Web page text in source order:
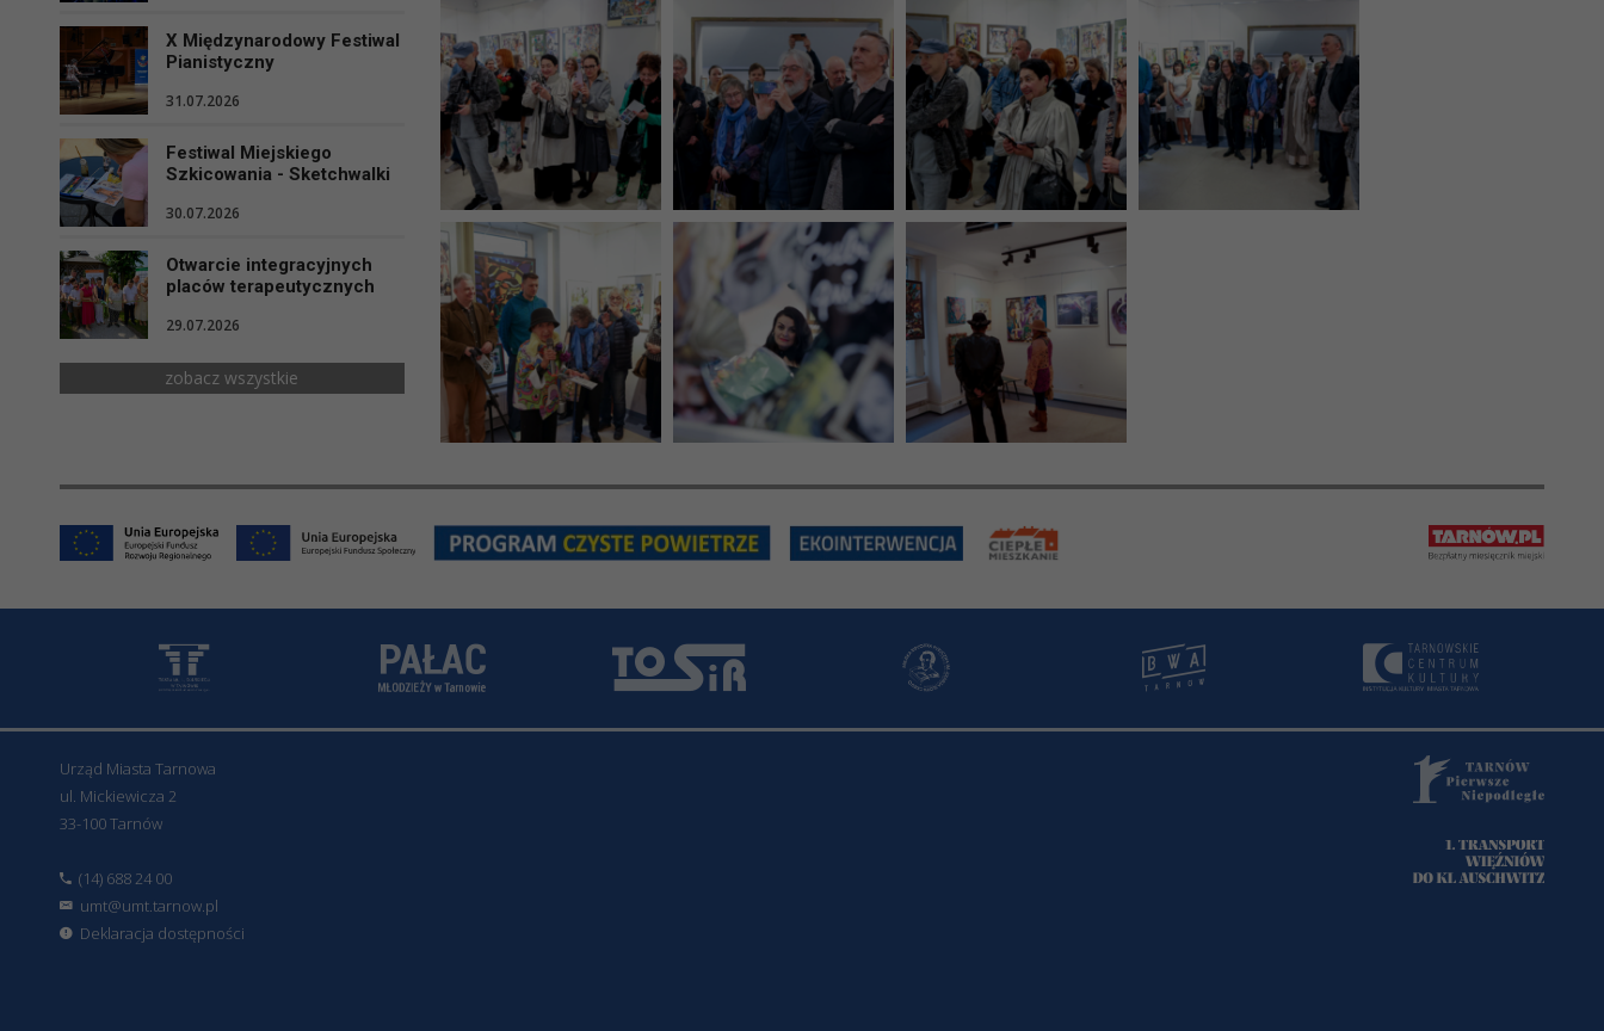
X Międzynarodowy Festiwal
Pianistyczny
31.07.2026
Festiwal Miejskiego
Szkicowania - Sketchwalki
30.07.2026
Otwarcie integracyjnych
placów terapeutycznych
29.07.2026
zobacz wszystkie
Urząd Miasta Tarnowa
ul. Mickiewicza 2
33-100 Tarnów
(14) 688 24 00
umt@umt.tarnow.pl
Deklaracja dostępności